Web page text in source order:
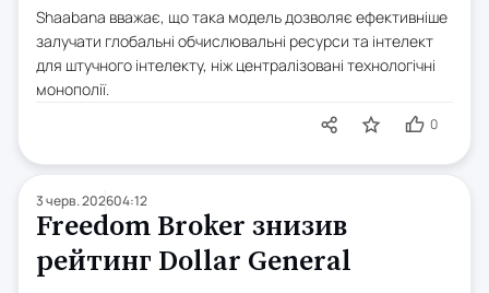
Shaabana вважає, що така модель дозволяє ефективніше
залучати глобальні обчислювальні ресурси та інтелект
для штучного інтелекту, ніж централізовані технологічні
монополії.
0
3 черв. 202604:12
Freedom Broker знизив
рейтинг Dollar General